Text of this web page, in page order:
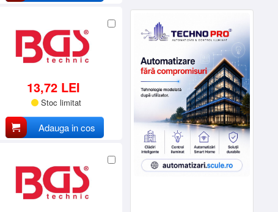
13,72 LEI
Stoc limitat
Adauga in cos